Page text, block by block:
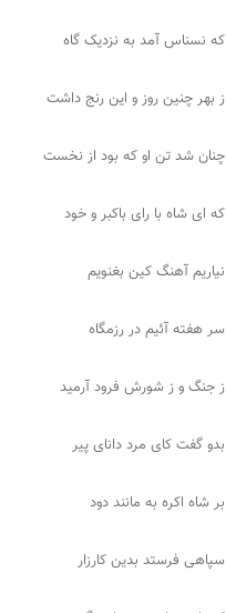
که نسناس آمد به نزدیک گاه
ز بهر چنین روز و این رنج داشت
چنان شد تن او که بود از نخست
که ای شاه با رای باکبر و خود
نیاریم آهنگ کین بغنویم
سر هفته آئیم در رزمگاه
ز جنگ و ز شورش فرود آرمید
بدو گفت کای مرد دانای پیر
بر شاه اکره به مانند دود
سپاهی فرستد بدین کارزار